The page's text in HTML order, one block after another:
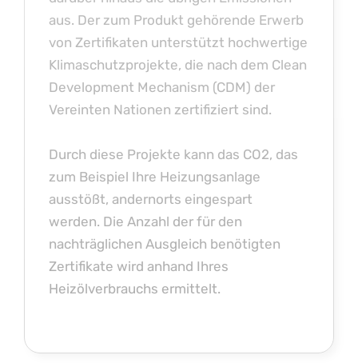
aus. Der zum Produkt gehörende Erwerb
von Zertifikaten unterstützt hochwertige
Klimaschutzprojekte, die nach dem Clean
Development Mechanism (CDM) der
Vereinten Nationen zertifiziert sind.
Durch diese Projekte kann das CO2, das
zum Beispiel Ihre Heizungsanlage
ausstößt, andernorts eingespart
werden. Die Anzahl der für den
nachträglichen Ausgleich benötigten
Zertifikate wird anhand Ihres
Heizölverbrauchs ermittelt.